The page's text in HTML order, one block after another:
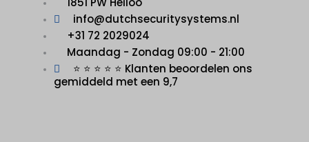
info@dutchsecuritysystems.nl
+31 72 2029024
Maandag - Zondag 09:00 - 21:00
⭐ ⭐ ⭐ ⭐ ⭐ Klanten beoordelen ons
gemiddeld met een 9,7